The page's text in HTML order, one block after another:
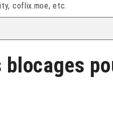
coflix.moe, etc.